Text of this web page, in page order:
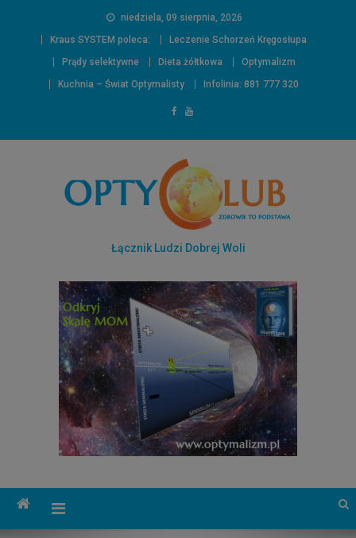
niedziela, 09 sierpnia, 2026
Kraus SYSTEM poleca:
Leczenie Schorzeń Kręgosłupa
Prądy selektywne
Dieta żółtkowa
Optymalizm
Kuchnia – Świat Optymalisty
Infolinia: 881 777 320
Łącznik Ludzi Dobrej Woli